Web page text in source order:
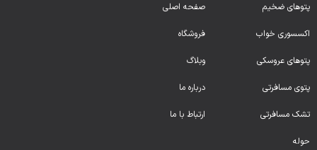
پتوهای ضخیم
اکسسوری خواب
پتوهای عروسکی
پتوی مسافرتی
تشک مسافرتی
حوله
صفحه اصلی
فروشگاه
وبلاگ
درباره ما
ارتباط با ما